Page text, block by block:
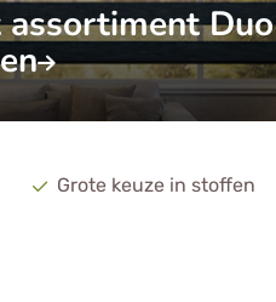
assortiment Duo
Grote keuze in stoffen